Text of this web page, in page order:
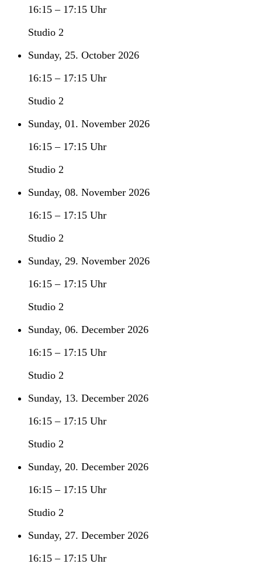
16:15 – 17:15 Uhr
Studio 2
Sunday, 25. October 2026
16:15 – 17:15 Uhr
Studio 2
Sunday, 01. November 2026
16:15 – 17:15 Uhr
Studio 2
Sunday, 08. November 2026
16:15 – 17:15 Uhr
Studio 2
Sunday, 29. November 2026
16:15 – 17:15 Uhr
Studio 2
Sunday, 06. December 2026
16:15 – 17:15 Uhr
Studio 2
Sunday, 13. December 2026
16:15 – 17:15 Uhr
Studio 2
Sunday, 20. December 2026
16:15 – 17:15 Uhr
Studio 2
Sunday, 27. December 2026
16:15 – 17:15 Uhr